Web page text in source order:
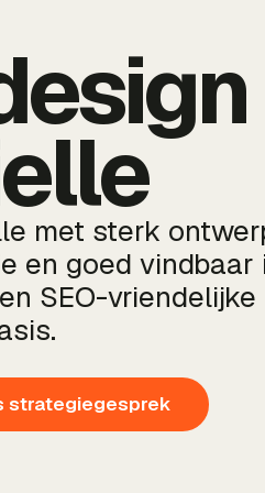
met sterk
en goed vindbaar
SEO-vriendelijke
strategiegesprek